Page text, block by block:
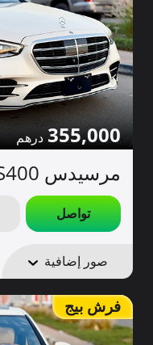
355,000
مرسيدس S400 للبيع
تواصل
صور إضافية
فرش بيج